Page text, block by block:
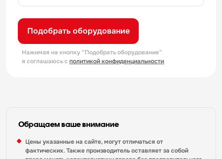
Подобрать оборудование
Нажимая на кнопку “Подобрать оборудование”
я соглашаюсь с политикой конфиденциальности
Обращаем ваше внимание
Цены указанные на сайте, могут отличаться от
фактических. Также производитель оставляет за собой